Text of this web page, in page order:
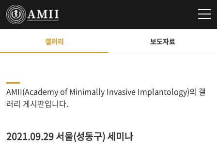
갤러리 보도자료
AMII(Academy of Minimally Invasive Implantology)의 갤
러리 게시판입니다.
2021.09.29 서울(성동구) 세미나